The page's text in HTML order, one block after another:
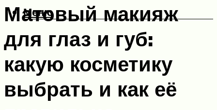
Меню
Матовый макияж
для глаз и губ:
какую косметику
выбрать и как её